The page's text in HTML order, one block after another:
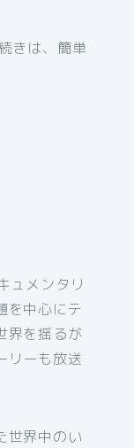
きは、簡単
ュメンタリ
を中心にテ
界を揺るが
リーも放送
世界中のい